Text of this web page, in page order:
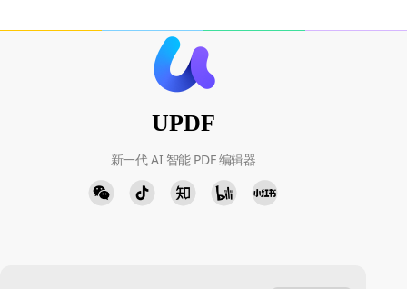
UPDF
新一代 AI 智能 PDF 编辑器